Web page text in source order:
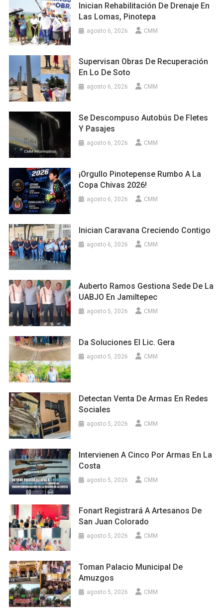
Inician Rehabilitación De Drenaje En
Las Lomas, Pinotepa
agosto 6, 2026 CMM
Supervisan Obras De Recuperación
En Lo De Soto
agosto 6, 2026 CMM
Se Descompuso Autobús De Fletes
Y Pasajes
agosto 6, 2026 CMM
¡Orgullo Pinotepense Rumbo A La
Copa Chivas 2026!
agosto 6, 2026 CMM
Inician Caravana Creciendo Contigo
agosto 6, 2026 CMM
Auberto Ramos Gestiona Sede De La
UABJO En Jamiltepec
agosto 5, 2026 CMM
Da Soluciones El Lic. Gera
agosto 5, 2026 CMM
Detectan Venta De Armas En Redes
Sociales
agosto 5, 2026 CMM
Intervienen A Cinco Por Armas En La
Costa
agosto 5, 2026 CMM
Fonart Registrará A Artesanos De
San Juan Colorado
agosto 5, 2026 CMM
Toman Palacio Municipal De
Amuzgos
agosto 5, 2026 CMM